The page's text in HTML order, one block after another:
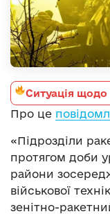
Ситуація щодо
Про це
«Підрозділи
протягом доби
райони
військової
зенітно-